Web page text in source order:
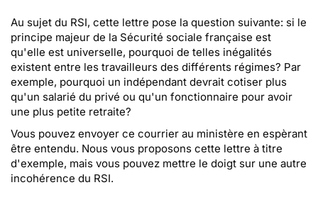
Au sujet du RSI, cette lettre pose la question suivante: si le
principe majeur de la Sécurité sociale française est
qu'elle est universelle, pourquoi de telles inégalités
existent entre les travailleurs des différents régimes? Par
exemple, pourquoi un indépendant devrait cotiser plus
qu'un salarié du privé ou qu'un fonctionnaire pour avoir
une plus petite retraite?
Vous pouvez envoyer ce courrier au ministère en espèrant
être entendu. Nous vous proposons cette lettre à titre
d'exemple, mais vous pouvez mettre le doigt sur une autre
incohérence du RSI.